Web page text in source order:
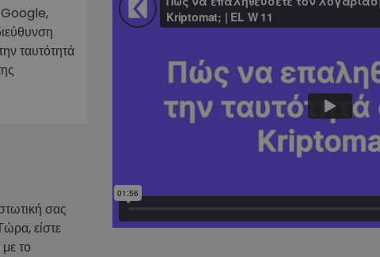
Google,
ταυτότητά
σας
είστε
το